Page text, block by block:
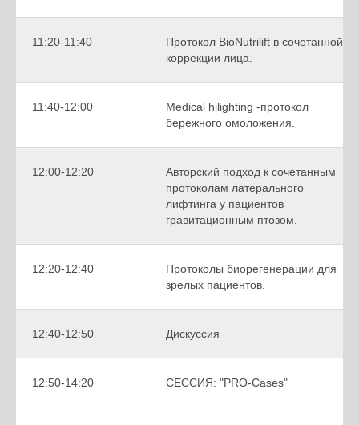
11:20-11:40
Протокол BioNutrilift в сочетанной
коррекции лица.
11:40-12:00
Medical hilighting -протокол
бережного омоложения.
12:00-12:20
Авторский подход к сочетанным
протоколам латерального
лифтинга у пациентов
гравитационным птозом.
12:20-12:40
Протоколы биорегенерации для
зрелых пациентов.
12:40-12:50 Дискуссия
12:50-14:20 СЕССИЯ: "PRO-Cases"